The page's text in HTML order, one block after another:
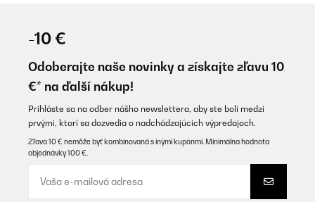
-10 €
Odoberajte naše novinky a získajte zľavu 10
€* na ďalší nákup!
Prihláste sa na odber nášho newslettera, aby ste boli medzi
prvými, ktorí sa dozvedia o nadchádzajúcich výpredajoch.
Zľava 10 € nemôže byť kombinovaná s inými kupónmi. Minimálna hodnota
objednávky 100 €.